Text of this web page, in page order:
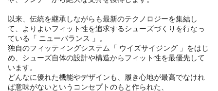
以来、伝統を継承しながらも最新のテクノロジーを集結し
て、よりよいフィット性を追求するシューズづくりを行なっ
ている「 ニューバランス 」。
独自のフィッティングシステム「 ウイズサイジング 」をはじ
め、シューズ自体の設計や構造からフィット性を最優先して
います。
どんなに優れた機能やデザインも、履き心地が最高でなけれ
ば意味がないというコンセプトのもと作られた、